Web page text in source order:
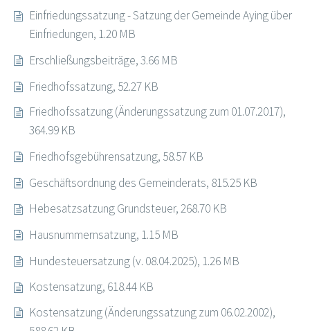
Einfriedungssatzung - Satzung der Gemeinde Aying über
Einfriedungen, 1.20 MB
Erschließungsbeiträge, 3.66 MB
Friedhofssatzung, 52.27 KB
Friedhofssatzung (Änderungssatzung zum 01.07.2017),
364.99 KB
Friedhofsgebührensatzung, 58.57 KB
Geschäftsordnung des Gemeinderats, 815.25 KB
Hebesatzsatzung Grundsteuer, 268.70 KB
Hausnummernsatzung, 1.15 MB
Hundesteuersatzung (v. 08.04.2025), 1.26 MB
Kostensatzung, 618.44 KB
Kostensatzung (Änderungssatzung zum 06.02.2002),